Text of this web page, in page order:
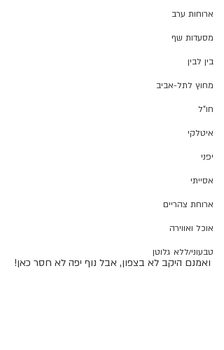
ארוחות ערב
מסעדות שף
בין לבין
מחוץ לתל-אביב
חו"ל
איטלקי
יפני
אסייתי
ארוחת צהריים
אוכל ואווירה
טבעוני/ללא גלוטן
ואמנם היקב לא בצפון, אבל נוף יפה לא חסר כאן!